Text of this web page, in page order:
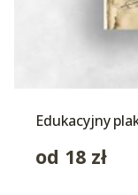
Edukacyjny
od 18 zł